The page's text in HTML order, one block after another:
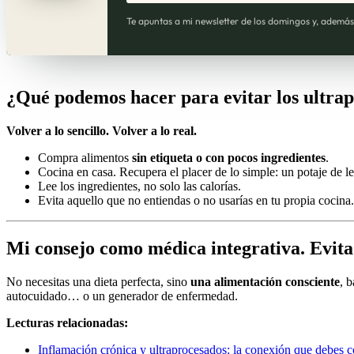
Te apuntas a mi newsletter de los domingos y,
¿Qué podemos hacer para evitar los
Volver a lo sencillo. Volver a lo real.
Compra alimentos sin etiqueta o con pocos ingredientes.
Cocina en casa. Recupera el placer de lo simple: un potaje de
Lee los ingredientes, no solo las calorías.
Evita aquello que no entiendas o no usarías en tu propia cocina.
Mi consejo como médica integrativa.
No necesitas una dieta perfecta, sino una alimentación consciente,
autocuidado… o un generador de enfermedad.
Lecturas relacionadas:
Inflamación crónica y ultraprocesados: la conexión que debes